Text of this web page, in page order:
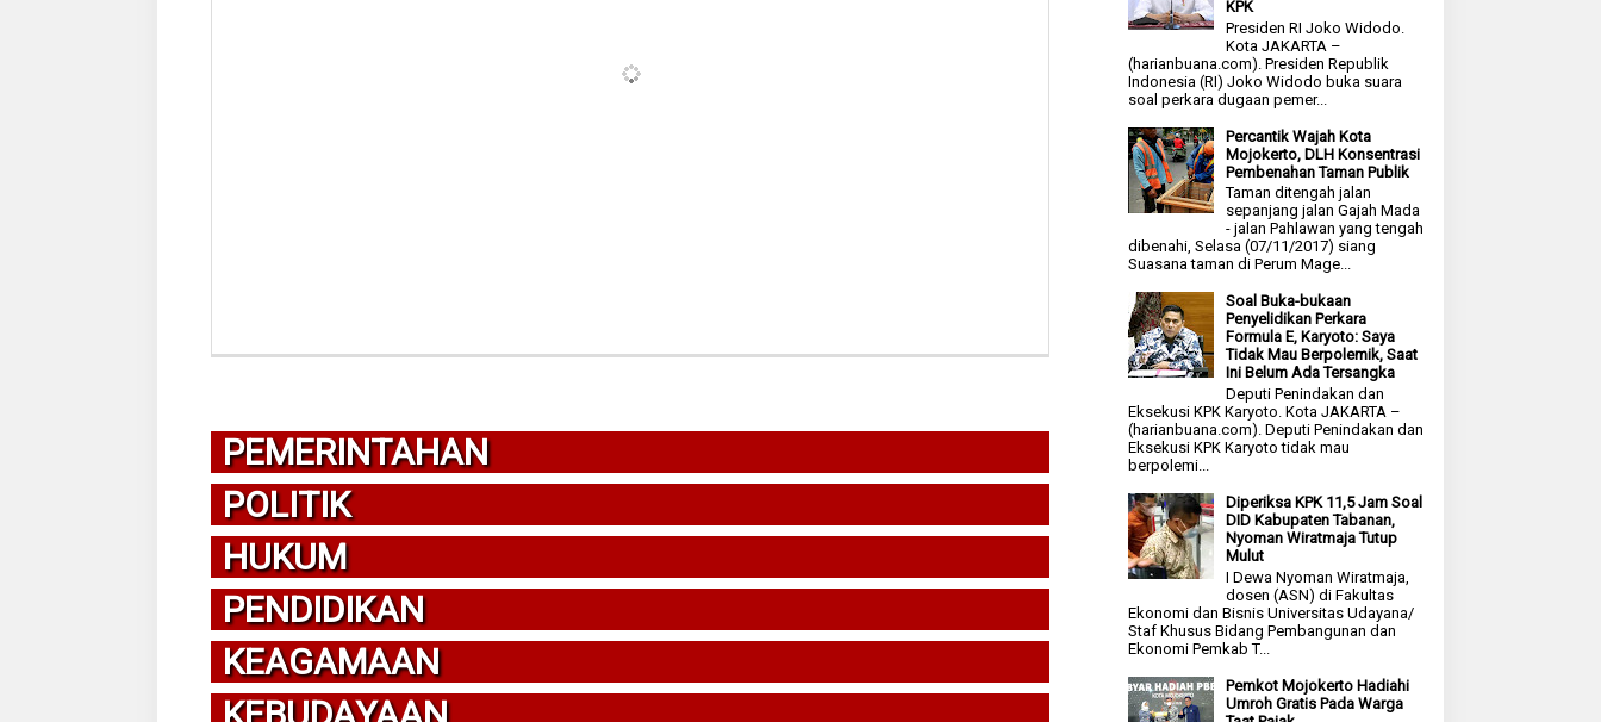
PEMERINTAHAN
POLITIK
HUKUM
PENDIDIKAN
KEAGAMAAN
KPK
Presiden RI Joko Widodo.
Kota JAKARTA –
(harianbuana.com). Presiden Republik
Indonesia (RI) Joko Widodo buka suara
soal perkara dugaan pemer...
Percantik Wajah Kota
Mojokerto, DLH Konsentrasi
Pembenahan Taman Publik
Taman ditengah jalan
sepanjang jalan Gajah Mada
- jalan Pahlawan yang tengah
dibenahi, Selasa (07/11/2017) siang
Suasana taman di Perum Mage...
Soal Buka-bukaan
Penyelidikan Perkara
Formula E, Karyoto: Saya
Tidak Mau Berpolemik, Saat
Ini Belum Ada Tersangka
Deputi Penindakan dan
Eksekusi KPK Karyoto. Kota JAKARTA –
(harianbuana.com). Deputi Penindakan dan
Eksekusi KPK Karyoto tidak mau
berpolemi...
Diperiksa KPK 11,5 Jam Soal
DID Kabupaten Tabanan,
Nyoman Wiratmaja Tutup
Mulut
I Dewa Nyoman Wiratmaja,
dosen (ASN) di Fakultas
Ekonomi dan Bisnis Universitas Udayana/
Staf Khusus Bidang Pembangunan dan
Ekonomi Pemkab T...
Pemkot Mojokerto Hadiahi
Umroh Gratis Pada Warga